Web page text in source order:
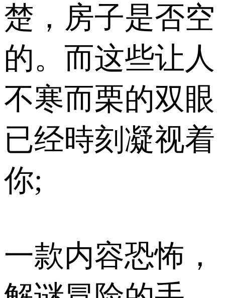
楚，房子是否空
的。而这些让人
不寒而栗的双眼
已经時刻凝视着
你;
一款内容恐怖，